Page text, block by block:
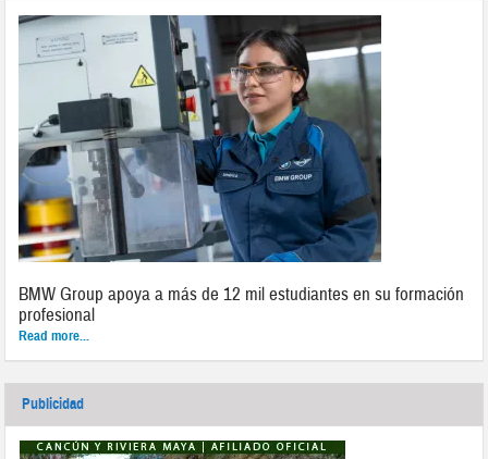
BMW Group apoya a más de 12 mil estudiantes en su formación
profesional
Read more...
Publicidad